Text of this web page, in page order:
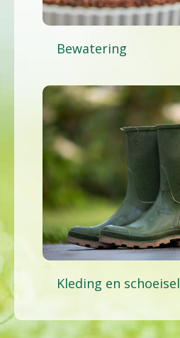
Bewatering
Kleding en schoeisel